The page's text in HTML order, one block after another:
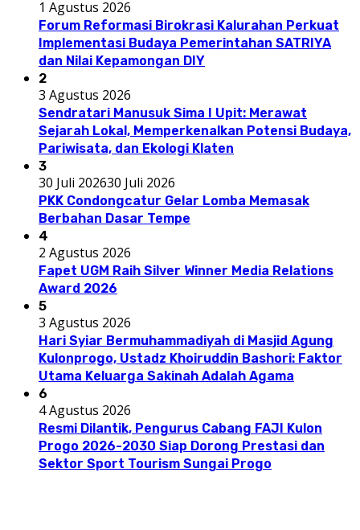
1 Agustus 2026
Forum Reformasi Birokrasi Kalurahan Perkuat
Implementasi Budaya Pemerintahan SATRIYA
dan Nilai Kepamongan DIY
2
3 Agustus 2026
Sendratari Manusuk Sima I Upit: Merawat
Sejarah Lokal, Memperkenalkan Potensi Budaya,
Pariwisata, dan Ekologi Klaten
3
30 Juli 202630 Juli 2026
PKK Condongcatur Gelar Lomba Memasak
Berbahan Dasar Tempe
4
2 Agustus 2026
Fapet UGM Raih Silver Winner Media Relations
Award 2026
5
3 Agustus 2026
Hari Syiar Bermuhammadiyah di Masjid Agung
Kulonprogo, Ustadz Khoiruddin Bashori: Faktor
Utama Keluarga Sakinah Adalah Agama
6
4 Agustus 2026
Resmi Dilantik, Pengurus Cabang FAJI Kulon
Progo 2026-2030 Siap Dorong Prestasi dan
Sektor Sport Tourism Sungai Progo